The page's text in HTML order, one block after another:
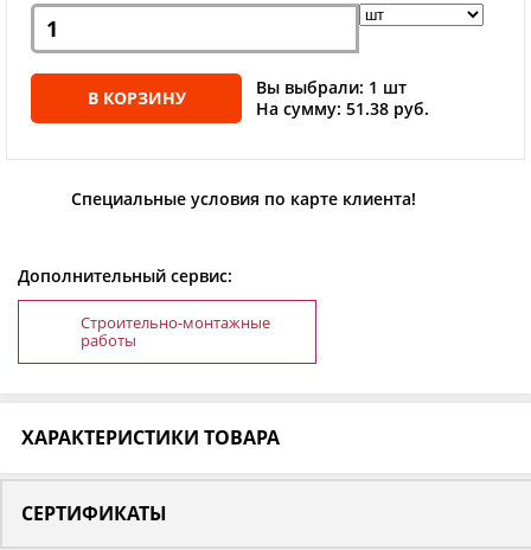
В КОРЗИНУ
Вы выбрали: 1 шт
На сумму: 51.38 руб.
Специальные условия по карте клиента!
Дополнительный сервис:
Строительно-монтажные
работы
ХАРАКТЕРИСТИКИ ТОВАРА
СЕРТИФИКАТЫ